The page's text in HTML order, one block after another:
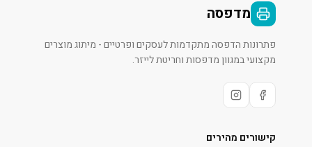
מדפסה
פתרונות הדפסה מתקדמות לעסקים ופרטיים - מיתוג מוצרים
מקצועי במגוון מדפסות וחריטת לייזר.
קישורים מהירים